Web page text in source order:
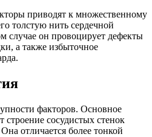
приводят к множественному
толстую нить сердечной
он провоцирует дефекты
а также избыточное
факторов. Основное
строение сосудистых стенок
отличается более тонкой